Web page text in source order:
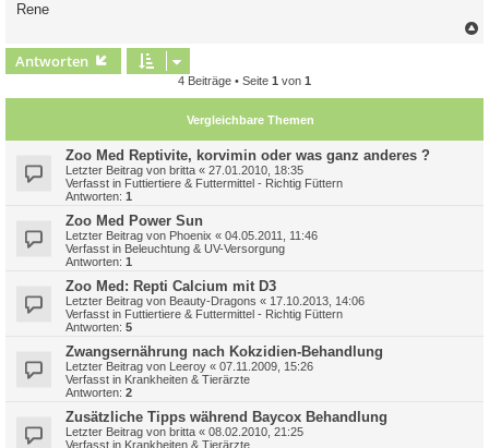
Rene
Antworten
4 Beiträge • Seite 1 von 1
Vergleichbare Themen
Zoo Med Reptivite, korvimin oder was ganz anderes ?
Letzter Beitrag von britta « 27.01.2010, 18:35
Verfasst in Futtiertiere & Futtermittel - Richtig Füttern
Antworten: 1
Zoo Med Power Sun
Letzter Beitrag von Phoenix « 04.05.2011, 11:46
Verfasst in Beleuchtung & UV-Versorgung
Antworten: 1
Zoo Med: Repti Calcium mit D3
Letzter Beitrag von Beauty-Dragons « 17.10.2013, 14:06
Verfasst in Futtiertiere & Futtermittel - Richtig Füttern
Antworten: 5
Zwangsernährung nach Kokzidien-Behandlung
Letzter Beitrag von Leeroy « 07.11.2009, 15:26
Verfasst in Krankheiten & Tierärzte
Antworten: 2
Zusätzliche Tipps während Baycox Behandlung
Letzter Beitrag von britta « 08.02.2010, 21:25
Verfasst in Krankheiten & Tierärzte